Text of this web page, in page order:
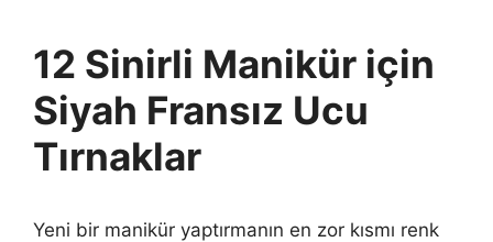
12 Sinirli Manikür için
Siyah Fransız Ucu
Tırnaklar
Yeni bir manikür yaptırmanın en zor kısmı renk